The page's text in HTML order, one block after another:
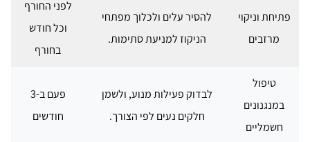
פתיחת וניקוי
מרזבים
להסיר עלים ולכלוך מפתחי
הניקוז למניעת סתימות.
לפני החורף
וכל חודש
בחורף
טיפול
במנגנונים
חשמליים
לבדוק פעילות מנוע, ולשמן
חלקים נעים לפי הצורך.
פעם ב-3
חודשים